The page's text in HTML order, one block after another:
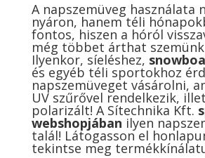
A napszemüveg használata
nyáron, hanem téli
fontos, hiszen a hóról
még többet árthat
Ilyenkor, síeléshez,
és egyéb téli sportokhoz
napszemüveget vásárolni,
UV szűrővel rendelkezik,
polarizált! A Sítechnika Kft.
webshopjában ilyen
talál! Látogasson el
tekintse meg